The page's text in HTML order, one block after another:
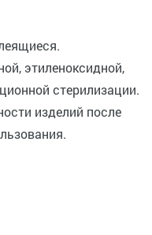
этиленоксидной,
стерилизации.
изделий после